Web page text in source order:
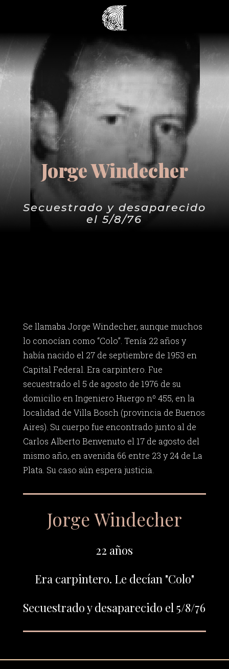
Jorge Windecher
Secuestrado y desaparecido
el 5/8/76
Se llamaba Jorge Windecher, aunque muchos
lo conocían como “Colo”. Tenía 22 años y
había nacido el 27 de septiembre de 1953 en
Capital Federal. Era carpintero. Fue
secuestrado el 5 de agosto de 1976 de su
domicilio en Ingeniero Huergo nº 455, en la
localidad de Villa Bosch (provincia de Buenos
Aires). Su cuerpo fue encontrado junto al de
Carlos Alberto Benvenuto el 17 de agosto del
mismo año, en avenida 66 entre 23 y 24 de La
Plata. Su caso aún espera justicia.
Jorge Windecher
22 años
Era carpintero. Le decían "Colo"
Secuestrado y desaparecido el 5/8/76